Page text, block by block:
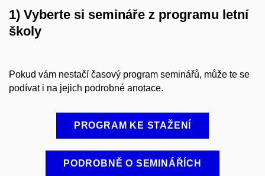
1) Vyberte si semináře z programu letní
školy
Pokud vám nestačí časový program seminářů, může te se
podívat i na jejich podrobné anotace.
PROGRAM KE STAŽENÍ
PODROBNĚ O SEMINÁŘÍCH